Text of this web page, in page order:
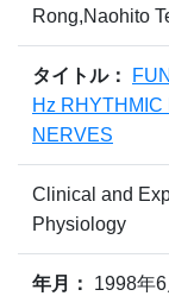
Rong,Naohito
タイトル：
Hz
NERVES
Clinical and
Physiology
年月： 1998年6